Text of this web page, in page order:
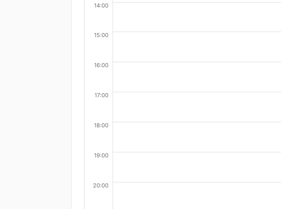
14:00
15:00
16:00
17:00
18:00
19:00
20:00